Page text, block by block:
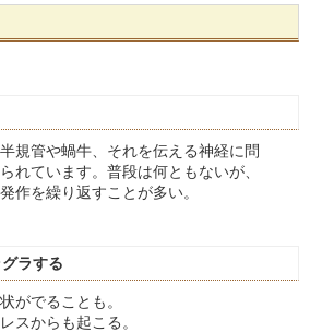
規管や蝸牛、それを伝える神経に問
れています。普段は何ともないが、
作を繰り返すことが多い。
ラする
がでることも。
スからも起こる。